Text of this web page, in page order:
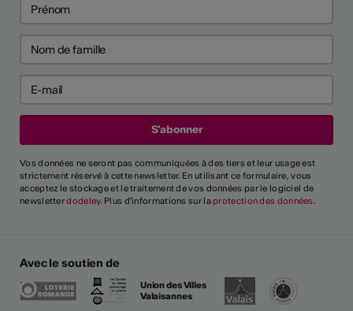
Vos données ne seront pas communiquées à des tiers et leur usage est
strictement réservé à cette newsletter. En utilisant ce formulaire, vous
acceptez le stockage et le traitement de vos données par le logiciel de
newsletterdodeley. Plus d'informations sur la protection des données.
Avec le soutien de
Union des Villes
Valaisannes